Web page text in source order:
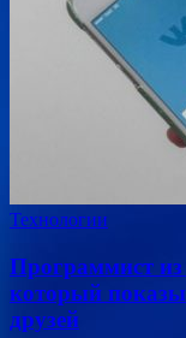
Технологии
Программист из
который
друзей